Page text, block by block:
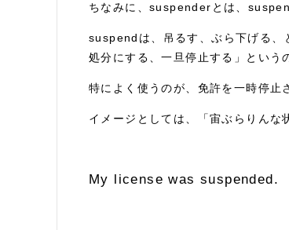
ちなみに、suspenderとは、
suspendは、吊るす、ぶら下げる、
処分にする、一旦停止する」という
特によく使うのが、免許を一時停止
イメージとしては、「宙ぶらりんな
My license was suspended.